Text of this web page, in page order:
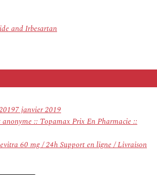
and Irbesartan
7 janvier 2019
anonyme :: Topamax Prix En Pharmacie ::
60 mg / 24h Support en ligne / Livraison